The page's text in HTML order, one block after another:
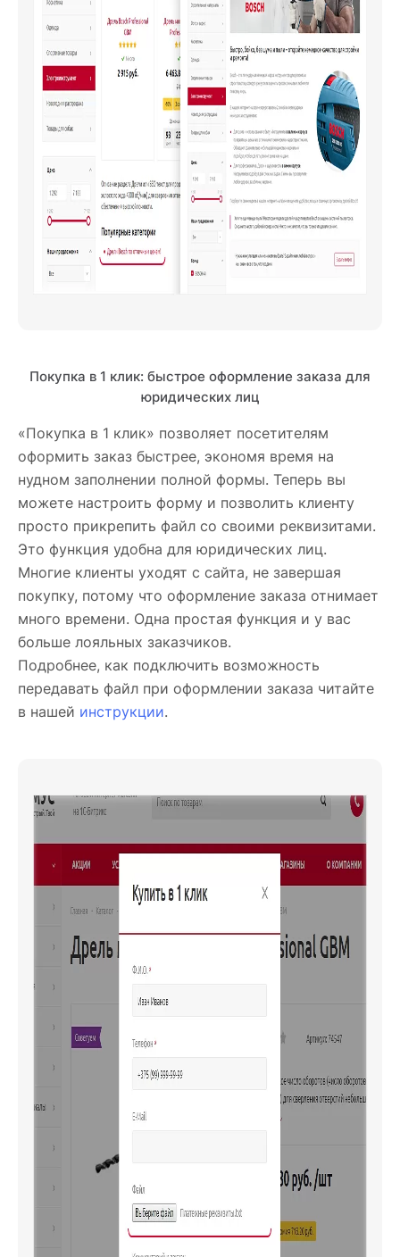
Покупка в 1 клик: быстрое оформление заказа для
юридических лиц
«Покупка в 1 клик» позволяет посетителям
оформить заказ быстрее, экономя время на
нудном заполнении полной формы. Теперь вы
можете настроить форму и позволить клиенту
просто прикрепить файл со своими реквизитами.
Это функция удобна для юридических лиц.
Многие клиенты уходят с сайта, не завершая
покупку, потому что оформление заказа отнимает
много времени. Одна простая функция и у вас
больше лояльных заказчиков.
Подробнее, как подключить возможность
передавать файл при оформлении заказа читайте
в нашей инструкции.